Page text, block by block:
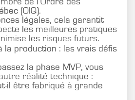
(OIQ).
légales, cela garantit
les meilleures pratiques
les risques futurs.
la production : les vrais défis
la phase MVP, vous
réalité technique :
il être fabriqué à grande